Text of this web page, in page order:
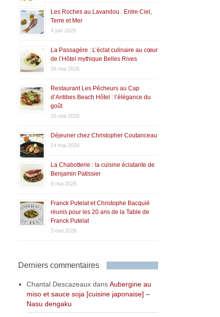
Les Roches au Lavandou : Entre Ciel,
Terre et Mer
4 juin 2026
La Passagère : L’éclat culinaire au cœur
de l’Hôtel mythique Belles Rives
29 mai 2026
Restaurant Les Pêcheurs au Cap
d’Antibes Beach Hôtel : l’élégance du
goût
26 mai 2026
Déjeuner chez Christopher Coutanceau
14 mai 2026
La Chabotterie : la cuisine éclatante de
Benjamin Patissier
8 mai 2026
Franck Putelat et Christophe Bacquié
réunis pour les 20 ans de la Table de
Franck Putelat
3 mai 2026
Derniers commentaires
Chantal Descazeaux dansAubergine au
miso et sauce soja [cuisine japonaise] –
Nasu dengaku